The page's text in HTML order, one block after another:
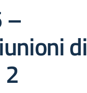
–
di